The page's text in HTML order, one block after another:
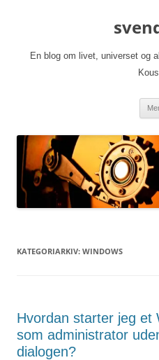
En blog om livet, universet og
KATEGORIARKIV: WINDOWS
Hvordan starter jeg et
som administrator
dialogen?